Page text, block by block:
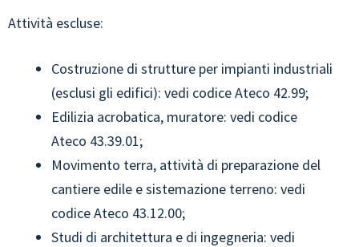
Attività escluse:
Costruzione di strutture per impianti industriali
(esclusi gli edifici): vedi codice Ateco 42.99;
Edilizia acrobatica, muratore: vedi codice
Ateco 43.39.01;
Movimento terra, attività di preparazione del
cantiere edile e sistemazione terreno: vedi
codice Ateco 43.12.00;
Studi di architettura e di ingegneria: vedi